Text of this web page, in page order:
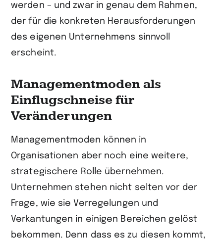
werden – und zwar in genau dem Rahmen,
der für die konkreten Herausforderungen
des eigenen Unternehmens sinnvoll
erscheint.
Managementmoden als
Einflugschneise für
Veränderungen
Managementmoden können in
Organisationen aber noch eine weitere,
strategischere Rolle übernehmen.
Unternehmen stehen nicht selten vor der
Frage, wie sie Verregelungen und
Verkantungen in einigen Bereichen gelöst
bekommen. Denn dass es zu diesen kommt,